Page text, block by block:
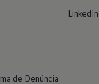
LinkedIn
de Denúncia